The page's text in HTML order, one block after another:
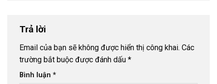
Trả lời
Email của bạn sẽ không được hiển thị công khai. Các
trường bắt buộc được đánh dấu *
Bình luận *